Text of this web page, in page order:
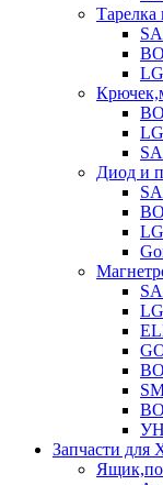
Тарелка
LG
LG
Диод и
LG
LG
Запчасти